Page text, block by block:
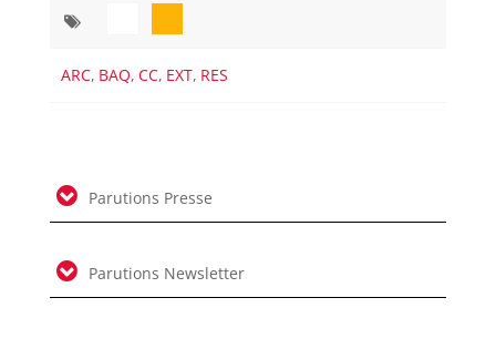
ARC, BAQ, CC, EXT, RES
Parutions Presse
Parutions Newsletter